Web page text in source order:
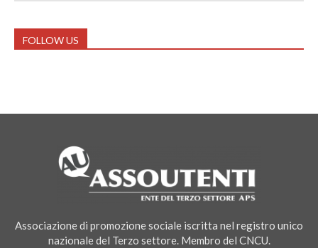
FOLLOW US
Associazione di promozione sociale iscritta nel registro unico
nazionale del Terzo settore. Membro del CNCU.